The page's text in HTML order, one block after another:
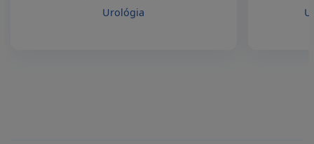
Urológia